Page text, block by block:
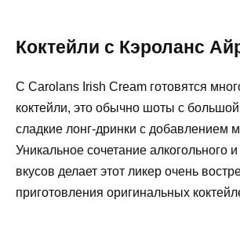
Коктейли с Кэроланс
С Carolans Irish Cream готовятся
коктейли, это обычно шоты с
сладкие лонг-дринки с добавлением
Уникальное сочетание алкогольного
вкусов делает этот ликер очень
приготовления оригинальных